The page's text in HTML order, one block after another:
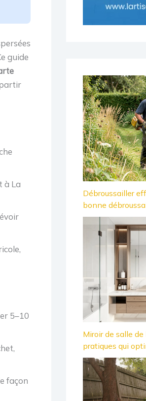
guide
à La
5–10
façon
Débroussailler
bonne
Miroir de salle
pratiques qui